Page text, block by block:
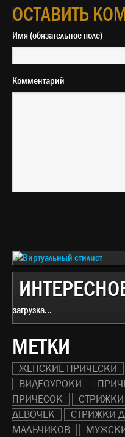
ОСТАВИТЬ
Имя (обязательное поле)
Комментарий
загрузка...
МЕТКИ
ЖЕНСКИЕ ПРИЧЕСКИ
ВИДЕОУРОКИ
ПРИЧЕСОК
СТРИЖКИ
ДЕВОЧЕК
СТРИЖКИ
МАЛЬЧИКОВ